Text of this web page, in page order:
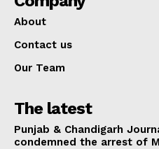
About
Contact us
Our Team
The latest
Punjab & Chandigarh
condemned the arrest of